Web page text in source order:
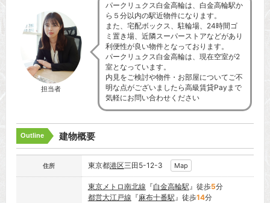
担当者
パークリュクス白金高輪は、白金高輪駅か
ら５分以内の駅近物件になります。
また、宅配ボックス、駐輪場、24時間ゴ
ミ置き場、近隣スーパーストアなどがあり
利便性が良い物件となっております。
パークリュクス白金高輪は、現在空室が2
室となっています。
内見をご検討や物件・お部屋についてご不
明な点がございましたら高級賃貸Payまで
気軽にお問い合わせください
Outline 建物概要
住所 東京都港区三田5-12-3 Map
東京メトロ南北線 『白金高輪駅』徒歩5分
都営大江戸線 『麻布十番駅』徒歩14分